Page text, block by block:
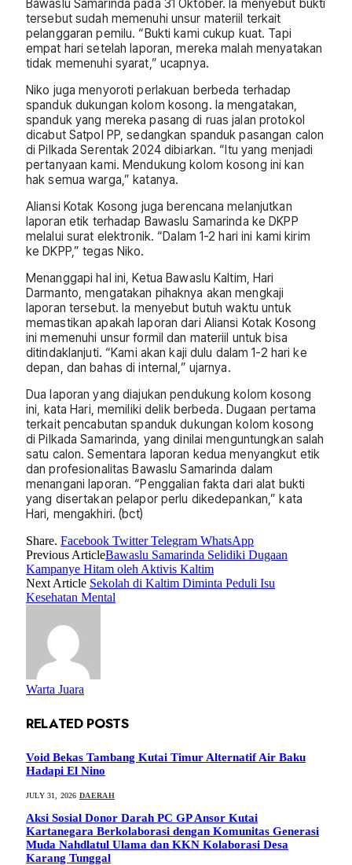
Bawaslu Samarinda pada 31 Oktober. Ia menyebut bukti
tersebut sudah memenuhi unsur materiil terkait
pelanggaran pemilu. “Bukti kami cukup kuat. Tapi
empat hari setelah laporan, mereka malah menyatakan
tidak memenuhi syarat,” ucapnya.
Niko juga menyoroti perlakuan berbeda terhadap
spanduk dukungan kolom kosong. Ia mengatakan,
spanduk yang mereka pasang di ruas jalan protokol
dicabut Satpol PP, sedangkan spanduk pasangan calon
di Pilkada Serentak 2024 dibiarkan. “Itu yang menjadi
pertanyaan kami. Mendukung kolom kosong ini kan
hak semua warga,” katanya.
Aliansi Kotak Kosong juga berencana melanjutkan
laporan etik terhadap Bawaslu Samarinda ke DKPP
melalui surat elektronik. “Dalam 1-2 hari ini kami kirim
ke DKPP,” tegas Niko.
Menanggapi hal ini, Ketua Bawaslu Kaltim, Hari
Darmanto, mengatakan pihaknya akan mengkaji
laporan tersebut. Ia menyebut butuh waktu untuk
memastikan apakah laporan dari Aliansi Kotak Kosong
ini memenuhi unsur formil dan materiil untuk bisa
ditindaklanjuti. “Kami akan kaji dulu dalam 1-2 hari ke
depan, dan bahas di internal,” ujarnya.
Dua laporan yang diajukan pendukung kolom kosong
ini, kata Hari, memiliki delik berbeda. Dugaan pertama
terkait pencabutan spanduk dukungan kolom kosong
di Pilkada Samarinda, yang dinilai menguntungkan salah
satu calon. Sementara laporan kedua menyangkut etik
dan profesionalitas Bawaslu Samarinda dalam
menangani laporan. “Penggalian fakta dari alat bukti
yang disertakan pelapor perlu dikedepankan,” kata
Hari, mengakhiri. (bct)
Share. Facebook Twitter Telegram WhatsApp
Previous ArticleBawaslu Samarinda Selidiki Dugaan
Kampanye Hitam oleh Aktivis Kaltim
Next Article Sekolah di Kaltim Diminta Peduli Isu
Kesehatan Mental
Warta Juara
RELATED POSTS
Void Bekas Tambang Kutai Timur Alternatif Air Baku
Hadapi El Nino
JULY 31, 2026 DAERAH
Aksi Sosial Donor Darah PC GP Ansor Kutai
Kartanegara Berkolaborasi dengan Komunitas Generasi
Muda Nahdlatul Ulama dan KKN Kolaborasi Desa
Karang Tunggal